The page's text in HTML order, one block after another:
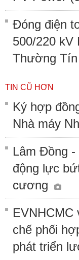
Đóng điện
500/220 kV
Thường Tín
TIN CŨ HƠN
Ký hợp
Nhà máy
Lâm Đồng
động lực
cương
EVNHCMC
chế phối
phát triển